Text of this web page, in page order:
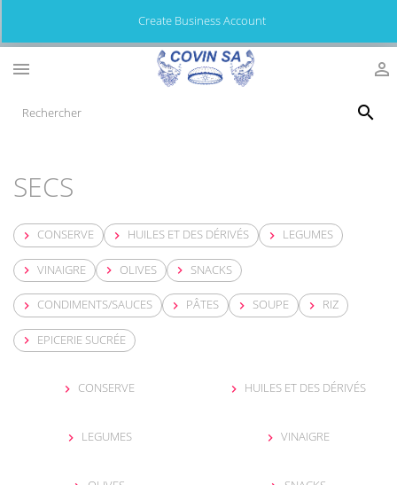
Create Business Account
 

SECS
 CONSERVE  HUILES ET DES DÉRIVÉS  LEGUMES
 VINAIGRE  OLIVES  SNACKS
 CONDIMENTS/SAUCES  PÂTES  SOUPE  RIZ
 EPICERIE SUCRÉE
 CONSERVE  HUILES ET DES DÉRIVÉS
 LEGUMES  VINAIGRE